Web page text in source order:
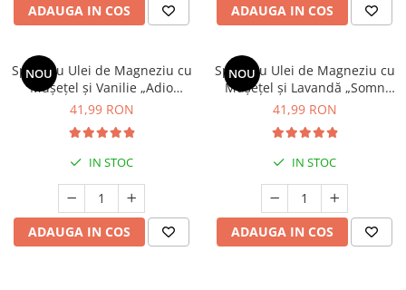
ADAUGA IN COS ADAUGA IN COS
NOU
Spray cu Ulei de Magneziu cu
Mușețel și Vanilie „Adio
Stres”, 200 ml
41,99 RON
IN STOC
ADAUGA IN COS
NOU
Spray cu Ulei de Magneziu cu
Mușețel și Lavandă „Somn
Liniștit”, 200 ml – Relaxare și
41,99 RON
IN STOC
ADAUGA IN COS